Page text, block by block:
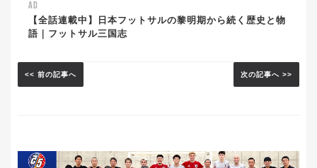
AD
【全話連載中】日本フットサルの黎明期から続く歴史と物
語｜フットサル三国志
<< 前の記事へ 次の記事へ >>